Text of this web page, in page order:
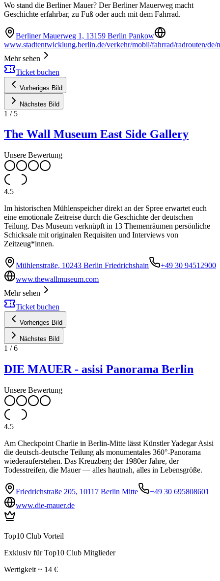
Wo stand die Berliner Mauer? Der Berliner Mauerweg macht
Geschichte erfahrbar, zu Fuß oder auch mit dem Fahrrad.
Berliner Mauerweg 1, 13159 Berlin Pankow
www.stadtentwicklung.berlin.de/verkehr/mobil/fahrrad/radrouten/de/
Mehr sehen
Ticket buchen
Vorheriges Bild
Nächstes Bild
1 / 5
The Wall Museum East Side Gallery
Unsere Bewertung
4.5
Im historischen Mühlenspeicher direkt an der Spree erwartet euch
eine emotionale Zeitreise durch die Geschichte der deutschen
Teilung. Das Museum verknüpft in 13 Themenräumen persönliche
Schicksale mit originalen Requisiten und Interviews von
Zeitzeug*innen.
Mühlenstraße, 10243 Berlin Friedrichshain
+49 30 94512900
www.thewallmuseum.com
Mehr sehen
Ticket buchen
Vorheriges Bild
Nächstes Bild
1 /6
DIE MAUER - asisi Panorama Berlin
Unsere Bewertung
4.5
Am Checkpoint Charlie in Berlin-Mitte lässt Künstler Yadegar Asisi
die deutsch-deutsche Teilung als monumentales 360°-Panorama
wiederauferstehen. Das Kreuzberg der 1980er Jahre, der
Todesstreifen, die Mauer — alles hautnah, alles in Lebensgröße.
Friedrichstraße 205, 10117 Berlin Mitte
+49 30 695808601
www.die-mauer.de
Top10 Club Vorteil
Exklusiv für Top10 Club Mitglieder
Wertigkeit ~ 14 €